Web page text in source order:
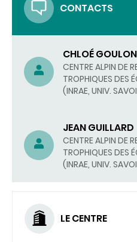
CONTACTS
CHLOÉ GOULON
(ENVOYER
UN
COURRIEL)
CENTRE ALPIN DE
TROPHIQUES DES
(INRAE, UNIV.
JEAN GUILLARD
(ENVOYER
UN
COURRIEL)
CENTRE ALPIN DE
TROPHIQUES DES
(INRAE, UNIV.
LE CENTRE